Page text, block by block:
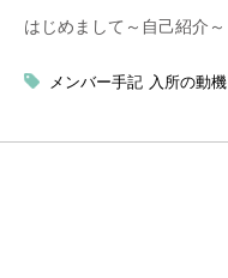
はじめまして～自己紹介～
メンバー手記 入所の動機